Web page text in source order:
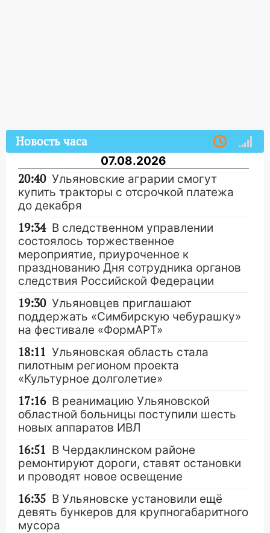
Новость часа
07.08.2026
20:40 Ульяновские аграрии смогут
купить тракторы с отсрочкой платежа
до декабря
19:34 В следственном управлении
состоялось торжественное
мероприятие, приуроченное к
празднованию Дня сотрудника органов
следствия Российской Федерации
19:30 Ульяновцев приглашают
поддержать «Симбирскую чебурашку»
на фестивале «ФормАРТ»
18:11 Ульяновская область стала
пилотным регионом проекта
«Культурное долголетие»
17:16 В реанимацию Ульяновской
областной больницы поступили шесть
новых аппаратов ИВЛ
16:51 В Чердаклинском районе
ремонтируют дороги, ставят остановки
и проводят новое освещение
16:35 В Ульяновске установили ещё
девять бункеров для крупногабаритного
мусора